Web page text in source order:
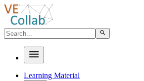
Learning Material